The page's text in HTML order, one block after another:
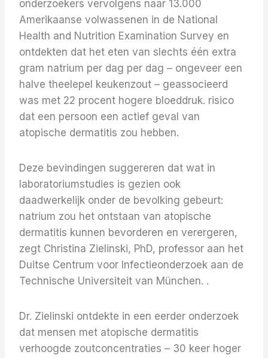
onderzoekers vervolgens naar 13.000
Amerikaanse volwassenen in de National
Health and Nutrition Examination Survey en
ontdekten dat het eten van slechts één extra
gram natrium per dag per dag – ongeveer een
halve theelepel keukenzout – geassocieerd
was met 22 procent hogere bloeddruk. risico
dat een persoon een actief geval van
atopische dermatitis zou hebben.
Deze bevindingen suggereren dat wat in
laboratoriumstudies is gezien ook
daadwerkelijk onder de bevolking gebeurt:
natrium zou het ontstaan ​​van atopische
dermatitis kunnen bevorderen en verergeren,
zegt Christina Zielinski, PhD, professor aan het
Duitse Centrum voor Infectieonderzoek aan de
Technische Universiteit van München. .
Dr. Zielinski ontdekte in een eerder onderzoek
dat mensen met atopische dermatitis
verhoogde zoutconcentraties – 30 keer hoger